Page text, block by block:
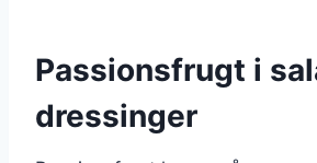
Passionsfrugt i
dressinger